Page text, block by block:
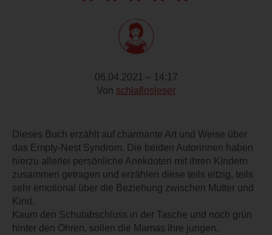
06.04.2021 – 14:17
Von schlaflosleser
Dieses Buch erzählt auf charmante Art und Weise über
das Empty-Nest Syndrom. Die beiden Autorinnen haben
hierzu allerlei persönliche Anekdoten mit ihren Kindern
zusammen getragen und erzählen diese teils eitzig, teils
sehr emotional über die Beziehung zwischen Mutter und
Kind.
Kaum den Schulabschluss in der Tasche und noch grün
hinter den Ohren, sollen die Mamas ihre jungen,